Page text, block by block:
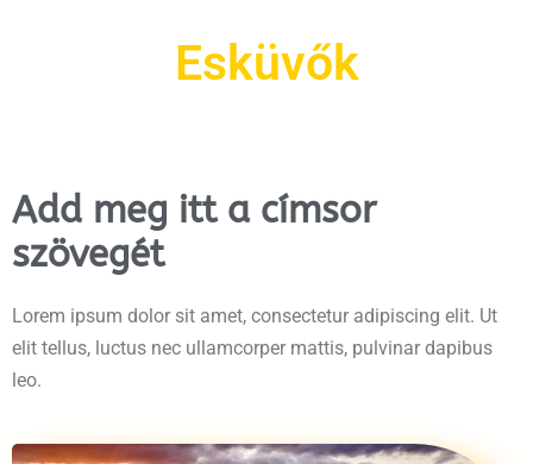
Esküvők
Add meg itt a címsor
szövegét
Lorem ipsum dolor sit amet, consectetur adipiscing elit. Ut
elit tellus, luctus nec ullamcorper mattis, pulvinar dapibus
leo.